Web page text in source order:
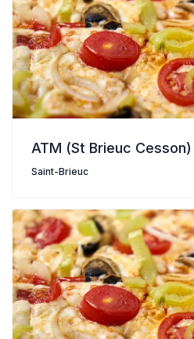
ATM (St Brieuc Cesson)
Saint-Brieuc